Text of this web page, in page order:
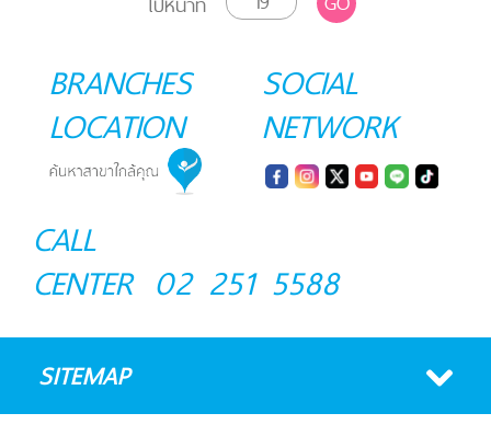
BRANCHES
LOCATION
SOCIAL
NETWORK
CALL
CENTER 02 251 5588
SITEMAP